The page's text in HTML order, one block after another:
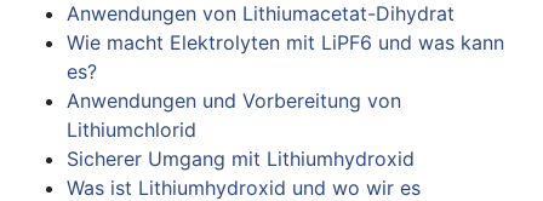
Anwendungen von Lithiumacetat-Dihydrat
Wie macht Elektrolyten mit LiPF6 und was kann
es?
Anwendungen und Vorbereitung von
Lithiumchlorid
Sicherer Umgang mit Lithiumhydroxid
Was ist Lithiumhydroxid und wo wir es